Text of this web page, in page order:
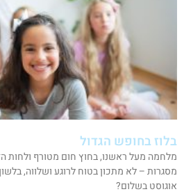
בלוז בחופש הגדול
מלחמה מעל ראשנו, בחוץ חום מטורף ולחות
מסגרות – לא מתכון בטוח לרוגע ושלווה,
אוגוסט בשלום?